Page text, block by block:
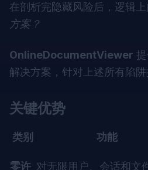
在剖析完隐藏风险后，逻辑上
方案？
OnlineDocumentViewer
解决方案，针对上述所有陷阱
关键优势
类别 功能
零许 对无限用户、会话和文